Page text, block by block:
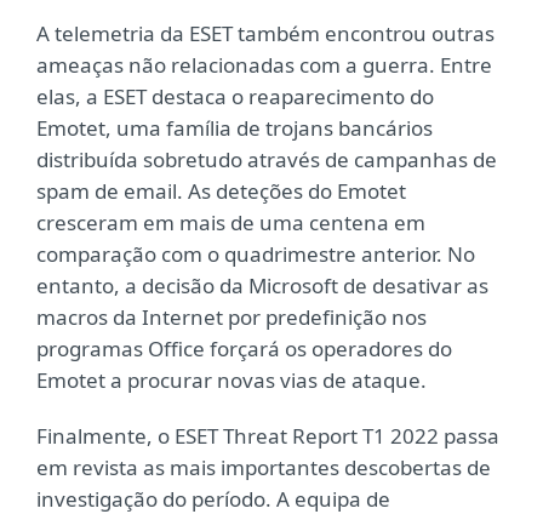
A telemetria da ESET também encontrou outras
ameaças não relacionadas com a guerra. Entre
elas, a ESET destaca o reaparecimento do
Emotet, uma família de trojans bancários
distribuída sobretudo através de campanhas de
spam de email. As deteções do Emotet
cresceram em mais de uma centena em
comparação com o quadrimestre anterior. No
entanto, a decisão da Microsoft de desativar as
macros da Internet por predefinição nos
programas Office forçará os operadores do
Emotet a procurar novas vias de ataque.
Finalmente, o ESET Threat Report T1 2022 passa
em revista as mais importantes descobertas de
investigação do período. A equipa de